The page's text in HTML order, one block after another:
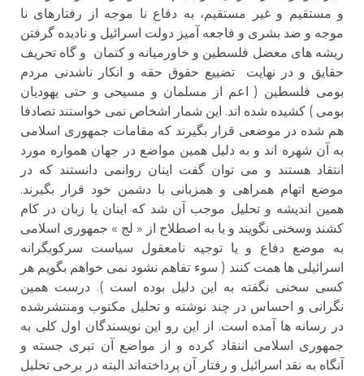
و مستقیم و غیر مستقیم، به دفاع نا موجه از رفتارهای نا
موجه و ضد بشری و فاجعه آمیز دولت اسرائیل و نادیده گرفتن
ریشه های معضل فلسطین و خاورمیانه و کتمان و گاه تحریف
حقایق و در نهایت تضییع حقوق حقه و انکار ناشدنی مردم
بومی فلسطین ( اعم از مسلمان و مسیحی و حتی یهودیان
بومی ) کشیده شده اند. این شمار اشخاص نمی خواستند تصادفا
هم شده در موضعی قرار بگیرند که مقامات جمهوری اسلامی
به آن شهره اند و به دلیل همین مواضع در جهان همواره مورد
انتقاد هستند و می توان گفت اینان روانمی دانستند که در
موضع اتهام همراهی و همزبانی با دشمن خود قرار بگیرند.
همین اندیشه و تحلیل موجب آن شد که اینان یا زبان در کام
کشند وسخنی نگویند و یا به اصطلاح از « لج » جمهوری اسلامی
به موضع دفاع و یا توجیه نامعقول سیاست سرکوبگرانه
اسرائیلی ها همت کنند ( سوء تفاهم نشود نمی خواهم بگویم هر
کسی سخنی نگفته به این دلیل بوده است ). درست همین
نگرانی و احساس در چند نوشته و تحلیل مکتوب ومنتشرشده
در رسانه ها آمده است. از این رو این نویسندگان اول کلی به
جمهوری اسلامی اننقاد کرده و از مواضع آن تبری جسته و
آنگاه به نقد اسرائیل و رفتار آن پرداخته‌اند البته در برخی تحلیل